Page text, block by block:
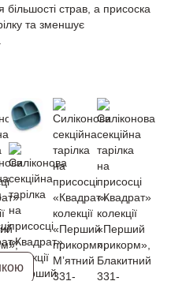
страв, а присоска
та зменшує